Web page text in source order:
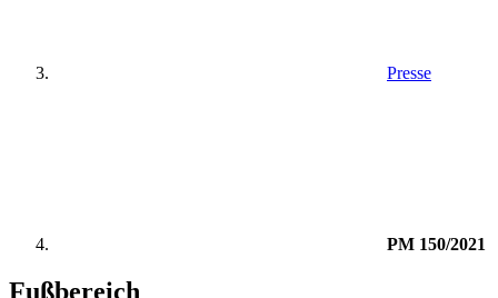
Presse
PM 150/2021
Fußbereich